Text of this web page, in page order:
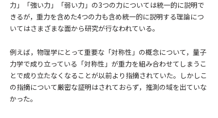
力」「強い力」「弱い力」の3つの力については統一的に説明で
きるが，重力を含めた4つの力も含め統一的に説明する理論につ
いてはさまざまな面から研究が行なわれている。
例えば，物理学にとって重要な「対称性」の概念について，量子
力学で成り立っている「対称性」が重力を組み合わせてしまうこ
とで成り立たなくなることが以前より指摘されていた。しかしこ
の指摘について厳密な証明はされておらず，推測の域を出ていな
かった。